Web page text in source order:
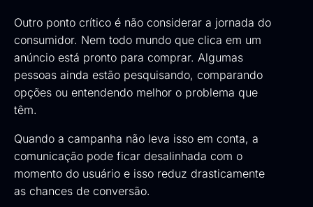
Outro ponto crítico é não considerar a jornada do
consumidor. Nem todo mundo que clica em um
anúncio está pronto para comprar. Algumas
pessoas ainda estão pesquisando, comparando
opções ou entendendo melhor o problema que
têm.
Quando a campanha não leva isso em conta, a
comunicação pode ficar desalinhada com o
momento do usuário e isso reduz drasticamente
as chances de conversão.